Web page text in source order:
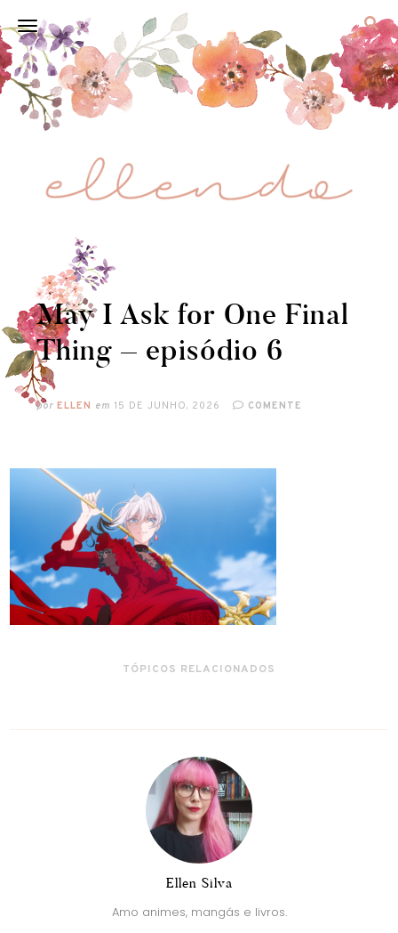
May I Ask for One Final
Thing – episódio 6
por ELLEN em 15 DE JUNHO, 2026 COMENTE
TÓPICOS RELACIONADOS
Ellen Silva
Amo animes, mangás e livros.